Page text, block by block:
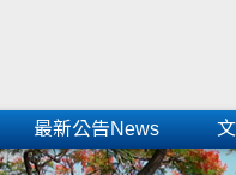
最新公告News